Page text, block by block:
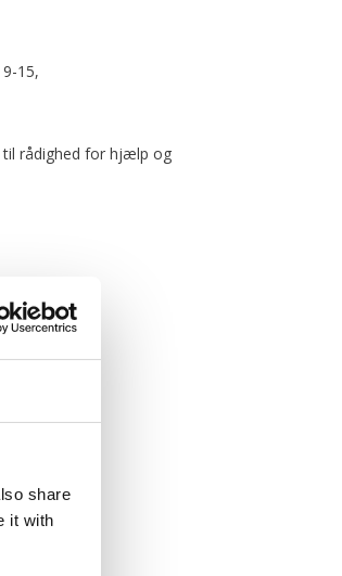
share
it with
15,
rådighed for hjælp og